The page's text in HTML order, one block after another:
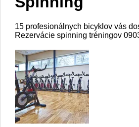
15 profesionálnych bicyklov vás
Rezervácie spinning tréningov